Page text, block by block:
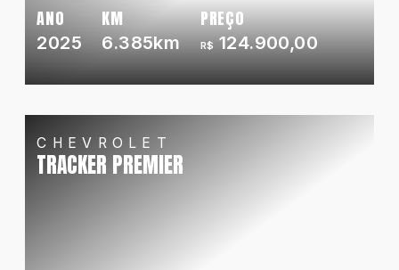
ANO
2025
KM
6.385km
PREÇO
R$124.900,00
CHEVROLET
TRACKER PREMIER